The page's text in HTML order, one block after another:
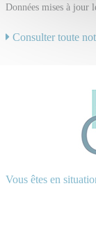
Données mises à jour
Consulter toute
Vous êtes en